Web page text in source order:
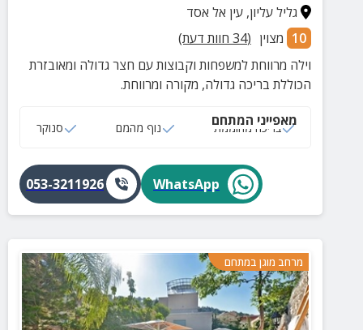
גליל עליון,עין אל אסד
10 מצוין (
34 חוות דעת)
וילה מרווחת למשפחות וקבוצות עם חצר גדולה ומאובזרת
הכוללת בריכה גדולה, מקורה ומרווחת.
מאפייני המתחם
בריכה מחוממת נוף מהמם סנוקר
WhatsApp
053-3211926
מרחב מוגן במתחם